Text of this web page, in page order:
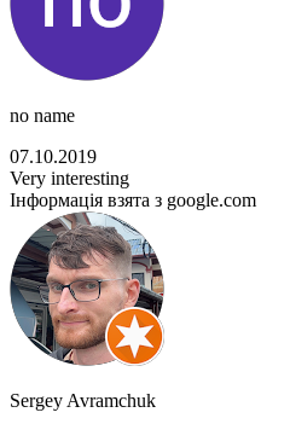
no name
07.10.2019
Very interesting
Інформація взята з google.com
Sergey Avramchuk